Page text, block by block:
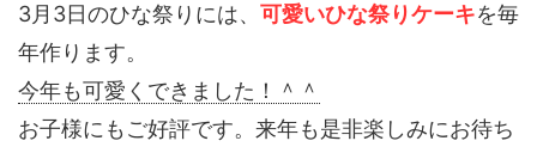
3月3日のひな祭りには、 可愛いひな祭りケーキを毎
年作ります。
今年も可愛くできました！＾＾
お子様にもご好評です。来年も是非楽しみにお待ち